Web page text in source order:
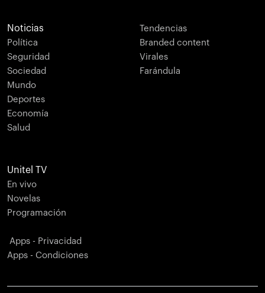
Noticias
Política
Seguridad
Sociedad
Mundo
Deportes
Economía
Salud
Tendencias
Branded content
Virales
Farándula
Unitel TV
En vivo
Novelas
Programación
Apps - Privacidad
Apps - Condiciones